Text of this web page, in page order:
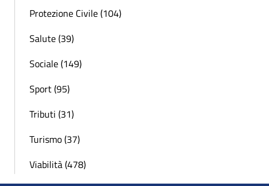
Protezione Civile (104)
Salute (39)
Sociale (149)
Sport (95)
Tributi (31)
Turismo (37)
Viabilità (478)